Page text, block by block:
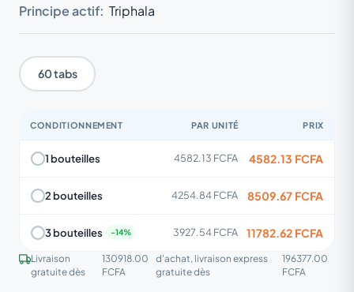
Principe actif: Triphala
60 tabs
CONDITIONNEMENT PAR UNITÉ PRIX
1 bouteilles 4582.13 FCFA 4582.13 FCFA
2 bouteilles 4254.84 FCFA 8509.67 FCFA
3 bouteilles 3927.54 FCFA 11782.62 FCFA
Livraison
gratuite dès
130918.00
FCFA
d'achat, livraison express
gratuite dès
196377.00
FCFA